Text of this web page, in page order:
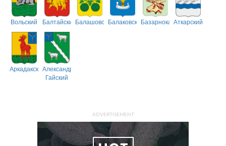
Вольский БалтайскийБалашовскийБалаковскийБазарнокарабулакский
Аткарский
АркадакскийАлександрово-
Гайский
ADVERTISEMENT